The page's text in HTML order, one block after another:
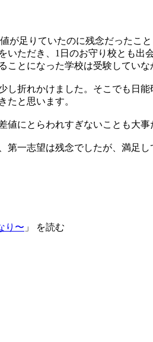
足りていたのに残念だったこ
ただき、1日のお守り校とも出
とになった学校は受験してい
折れかけました。そこでも日
たと思います。
にとらわれすぎないことも大
一志望は残念でしたが、満足し
り〜 」 を読む